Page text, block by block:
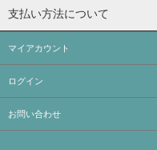
支払い方法について
マイアカウント
ログイン
お問い合わせ